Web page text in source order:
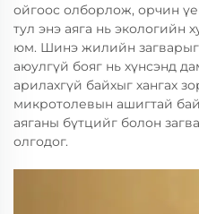
ойгоос олборлож, орчин
тул энэ аяга нь экологийн
юм. Шинэ жилийн загварыг
аюулгүй бояг нь хүнсэнд
арилахгүй байхыг хангах
микротолевын ашигтай
аяганы бүтцийг болон
олгодог.